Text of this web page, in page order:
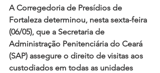
A Corregedoria de Presídios de
Fortaleza determinou, nesta sexta-feira
(06/05), que a Secretaria de
Administração Penitenciária do Ceará
(SAP) assegure o direito de visitas aos
custodiados em todas as unidades